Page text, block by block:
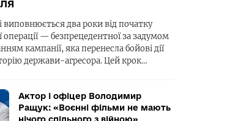
виповнюється два роки від початку
операції — безпрецедентної за задумом
кампанії, яка перенесла бойові дії
держави-агресора. Цей крок…
Актор і офіцер Володимир
Ращук: «Воєнні фільми не мають
нічого спільного з війною»